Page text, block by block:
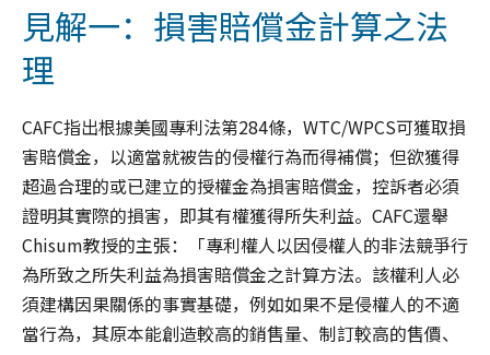
見解一：損害賠償金計算之法
理
CAFC指出根據美國專利法第284條，WTC/WPCS可獲取損
害賠償金，以適當就被告的侵權行為而得補償；但欲獲得
超過合理的或已建立的授權金為損害賠償金，控訴者必須
證明其實際的損害，即其有權獲得所失利益。CAFC還舉
Chisum教授的主張：「專利權人以因侵權人的非法競爭行
為所致之所失利益為損害賠償金之計算方法。該權利人必
須建構因果關係的事實基礎，例如如果不是侵權人的不適
當行為，其原本能創造較高的銷售量、制訂較高的售價、